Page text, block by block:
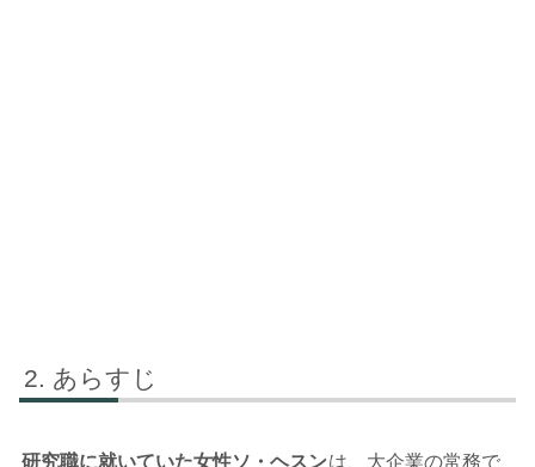
あらすじ
研究職に就いていた女性ソ・ヘスンは、大企業の常務で